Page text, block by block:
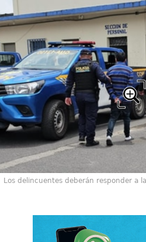
Los delincuentes deberán responder a